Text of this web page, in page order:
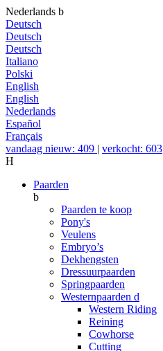
Nederlands b
Deutsch
Deutsch
Deutsch
Italiano
Polski
English
English
Nederlands
Español
Français
vandaag nieuw: 409 | verkocht: 603
H
Paarden
b
Paarden te koop
Pony's
Veulens
Embryo’s
Dekhengsten
Dressuurpaarden
Springpaarden
Westernpaarden d
Western Riding
Reining
Cowhorse
Cutting